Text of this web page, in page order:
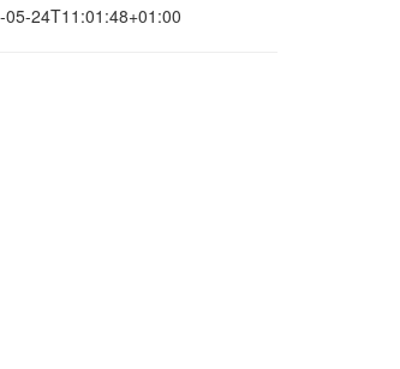
24T11:01:48+01:00